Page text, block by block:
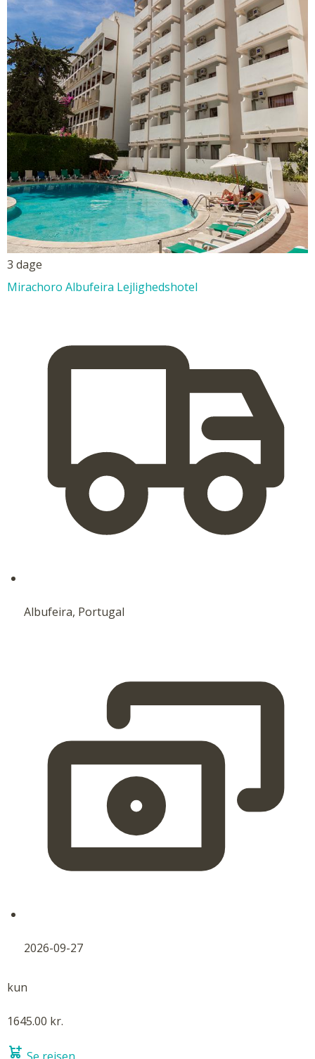
3 dage
Mirachoro Albufeira Lejlighedshotel
Albufeira, Portugal
2026-09-27
kun
1645.00 kr.